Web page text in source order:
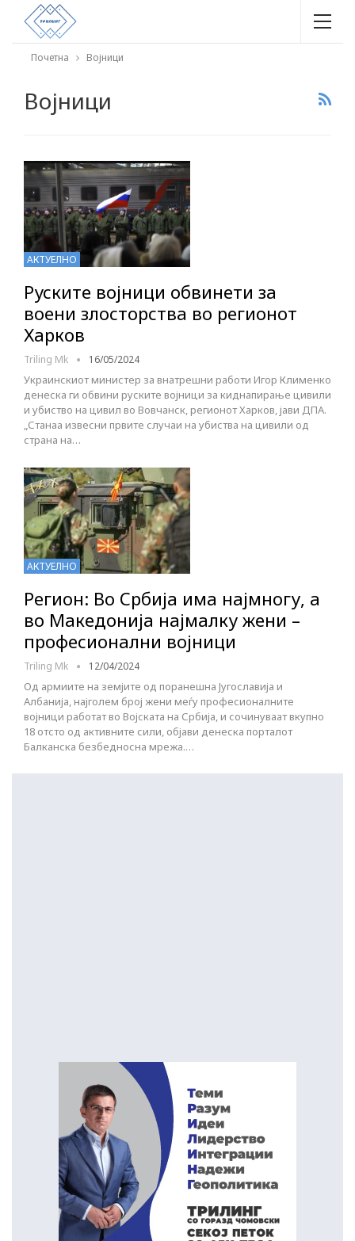
Почетна Војници
Војници
АКТУЕЛНО
Руските војници обвинети за
воени злосторства во регионот
Харков
Triling Mk 16/05/2024
Украинскиот министер за внатрешни работи Игор Клименко
денеска ги обвини руските војници за киднапирање цивили
и убиство на цивил во Вовчанск, регионот Харков, јави ДПА.
„Станаа извесни првите случаи на убиства на цивили од
страна на…
АКТУЕЛНО
Регион: Во Србија има најмногу, а
во Македонија најмалку жени –
професионални војници
Triling Mk 12/04/2024
Од армиите на земјите од поранешна Југославија и
Албанија, најголем број жени меѓу професионалните
војници работат во Војската на Србија, и сочинуваат вкупно
18 отсто од активните сили, објави денеска порталот
Балканска безбедносна мрежа.…